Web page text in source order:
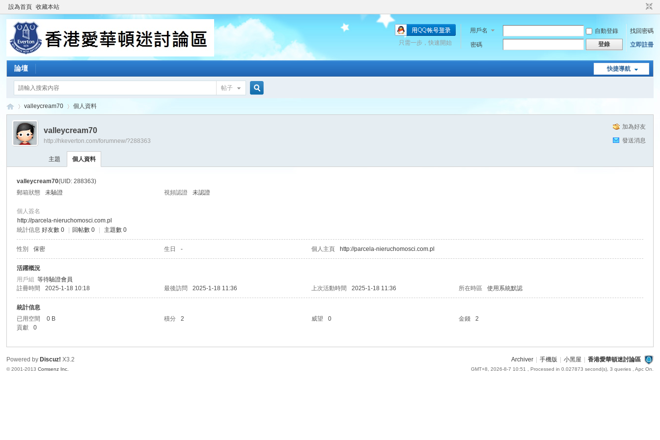
設為首頁 收藏本站
用戶名 自動登錄
找回密碼
密碼
登錄 立即註冊
只需一步，快速開始
快捷導航
論壇
帖子
›
valleycream70 個人資料
加為好友
發送消息
valleycream70
http://hkeverton.com/forumnew/?288363
主題 個人資料
valleycream70(UID: 288363)
郵箱狀態
未驗證 視頻認證 未認證
個人簽名
http://parcela-nieruchomosci.com.pl
統計信息 好友數 0 回帖數 0 主題數 0
性別 保密 生日 - 個人主頁 http://parcela-nieruchomosci.com.pl
活躍概況
用戶組等待驗證會員
註冊時間
2025-1-18 10:18 最後訪問 2025-1-18 11:36 上次活動時間 2025-1-18 11:36 所在時區 使用系統默認
統計信息
已用空間
0 B 積分 2 威望 0 金錢
2
貢獻
0
Archiver 手機版 小黑屋 香港愛華頓迷討論區
GMT+8, 2026-8-7 10:51 , Processed in 0.027873 second(s), 3 queries , Apc On.
Powered by Discuz! X3.2
© 2001-2013Comsenz Inc.